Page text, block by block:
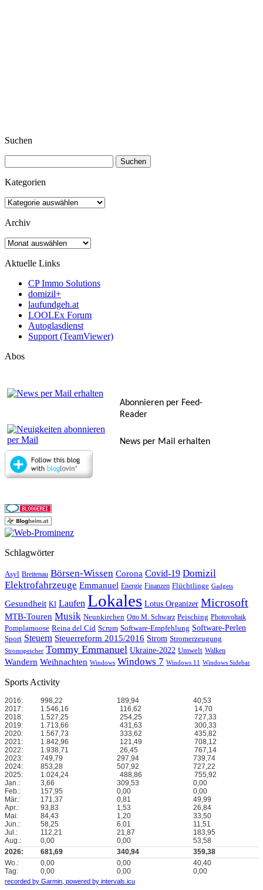
Suchen
nach:
Kategorien
Kategorien
Archiv
Archiv
Aktuelle Links
CP Immo Solutions
domizil+
laufundgeh.at
LOOLEx Forum
Autoglasdienst
Support (TeamViewer)
Abos
Abonnieren per Feed-
Reader
News per Mail erhalten
Schlagwörter
Asyl Breitenau Börsen-Wissen Corona Covid-19 Domizil
Elektrofahrzeuge Emmanuel Energie Finanzen Flüchtlinge Gadgets
Gesundheit KI Laufen Lokales Lotus Organizer Microsoft
MTB-Touren Musik Neunkirchen Otto M. Schwarz Peisching Photovoltaik
Pomplamoose Reina del Cid Scrum Software-Empfehlung Software-Perlen
Sport Steuern Steuerreform 2015/2016 Strom Stromerzeugung
Stromspeicher Tommy Emmanuel Ukraine-2022 Umwelt Walken
Wandern Weihnachten Windows Windows 7 Windows 11 Windows Sidebar
Sports Activity
2016: 998,22 189,94
40,53
2017:
1.546,16 116,62
14,70
2018:
1.527,25 254,25
727,33
2019:
1.713,66 431,63
300,33
2020:
1.567,73 333,62
435,82
2021:
1.842,96 121,49
708,12
2022:
1.938,71 26,45
767,14
2023:
749,79 297,94
739,74
2024:
853,28 507,92
727,22
2025:
1.024,24 488,86
755,92
Jan.:
3,66 309,53
0,00
Feb.:
157,95 0,00
0,00
Mär.:
171,37 0,81
49,99
Apr.:
93,83 1,53
26,84
Mai:
84,43 1,20
33,50
Jun.:
58,25 6,01
11,51
Jul.:
112,21 21,87
183,95
Aug.:
0,00 0,00
53,58
2026:
681,69 340,94
359,38
Wo.:
0,00 0,00
40,40
Tag:
0,00 0,00 0,00
recorded by Garmin, powered by intervals.icu